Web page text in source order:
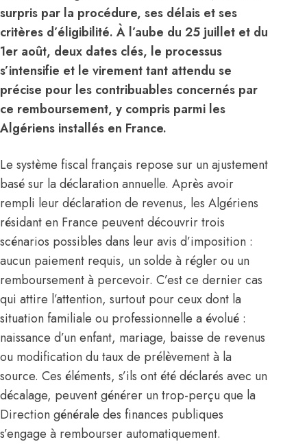
surpris par la procédure, ses délais et ses
critères d’éligibilité. À l’aube du 25 juillet et du
1er août, deux dates clés, le processus
s’intensifie et le virement tant attendu se
précise pour les contribuables concernés par
ce remboursement, y compris parmi les
Algériens installés en France.
Le système fiscal français repose sur un ajustement
basé sur la déclaration annuelle. Après avoir
rempli leur déclaration de revenus, les Algériens
résidant en France peuvent découvrir trois
scénarios possibles dans leur avis d’imposition :
aucun paiement requis, un solde à régler ou un
remboursement à percevoir. C’est ce dernier cas
qui attire l’attention, surtout pour ceux dont la
situation familiale ou professionnelle a évolué :
naissance d’un enfant, mariage, baisse de revenus
ou modification du taux de prélèvement à la
source. Ces éléments, s’ils ont été déclarés avec un
décalage, peuvent générer un trop-perçu que la
Direction générale des finances publiques
s’engage à rembourser automatiquement.